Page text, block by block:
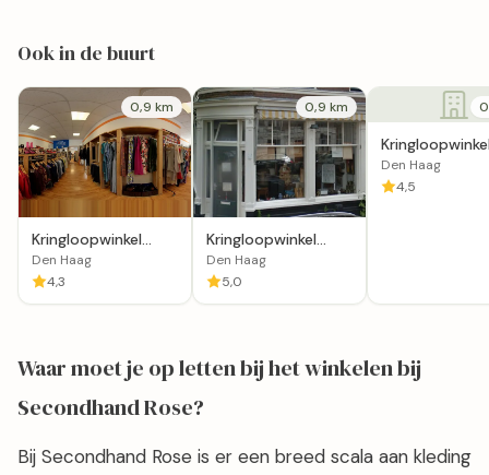
Ook in de buurt
0,9 km
Kringloopwinkel
Kledingboetiek in
Den Haag
Den Haag
4,3
0,9 km
Kringloopwinkel
Meischke in Den
Haag
Den Haag
5,0
Inboedels Den
Den Haag
4,5
Waar moet je op letten bij het winkelen bij
Secondhand Rose?
Bij Secondhand Rose is er een breed scala aan kleding